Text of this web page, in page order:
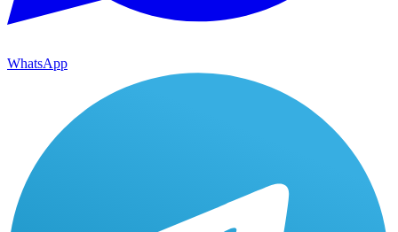
WhatsApp